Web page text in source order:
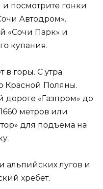
посмотрите гонки
Автодром».
«Сочи Парк» и
купания.
в горы. С утра
Красной Поляны.
дороге «Газпром» до
метров или
для подъёма на
альпийских лугов и
хребет.